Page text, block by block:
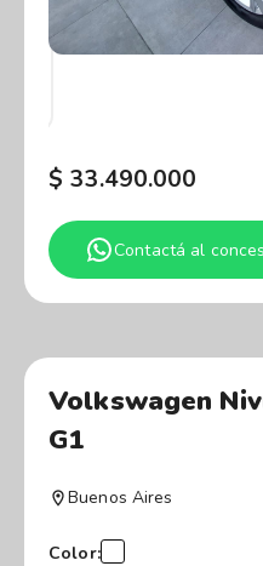
$ 33.490.000
Contactá al
Volkswagen
G1
Buenos Aires
Color: